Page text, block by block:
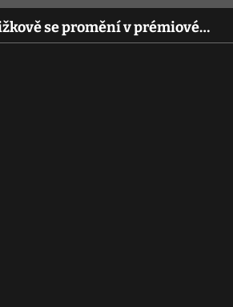
se promění v prémiové…